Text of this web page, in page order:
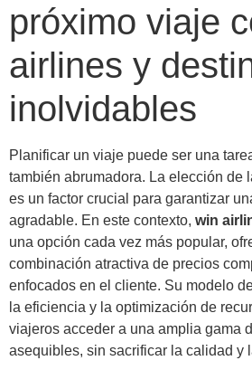
próximo viaje
airlines y
inolvidables
Planificar un viaje puede ser una
también abrumadora. La elección de
es un factor crucial para garantizar
agradable. En este contexto, win
una opción cada vez más popular,
combinación atractiva de precios
enfocados en el cliente. Su modelo
la eficiencia y la optimización de
viajeros acceder a una amplia gama
asequibles, sin sacrificar la calidad y